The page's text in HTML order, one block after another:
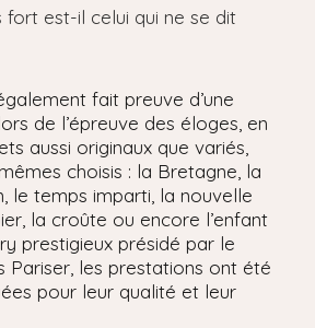
fort est-il celui qui ne se dit
fait preuve d’une
de l’épreuve des éloges, en
aussi originaux que variés,
choisis : la Bretagne, la
le temps imparti, la nouvelle
la croûte ou encore l’enfant
prestigieux présidé par le
Pariser, les prestations ont été
pour leur qualité et leur